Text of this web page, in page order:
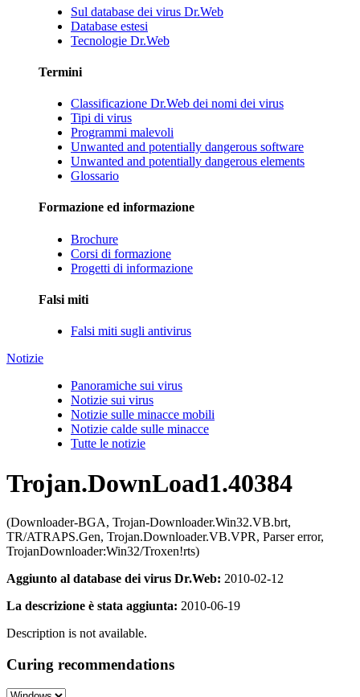
Sul database dei virus Dr.Web
Database estesi
Tecnologie Dr.Web
Termini
Classificazione Dr.Web dei nomi dei virus
Tipi di virus
Programmi malevoli
Unwanted and potentially dangerous software
Unwanted and potentially dangerous elements
Glossario
Formazione ed informazione
Brochure
Corsi di formazione
Progetti di informazione
Falsi miti
Falsi miti sugli antivirus
Notizie
Panoramiche sui virus
Notizie sui virus
Notizie sulle minacce mobili
Notizie calde sulle minacce
Tutte le notizie
Trojan.DownLoad1.40384
(Downloader-BGA, Trojan-Downloader.Win32.VB.brt,
TR/ATRAPS.Gen, Trojan.Downloader.VB.VPR, Parser error,
TrojanDownloader:Win32/Troxen!rts)
Aggiunto al database dei virus Dr.Web: 2010-02-12
La descrizione è stata aggiunta: 2010-06-19
Description is not available.
Curing recommendations